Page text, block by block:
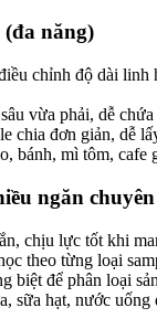
năng)
chỉnh độ dài linh
vừa phải, dễ chứa
chia đơn giản, dễ
bánh, mì tôm, cafe
ngăn
chịu lực tốt khi
theo từng loại
biệt để phân loại
sữa hạt, nước